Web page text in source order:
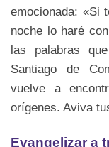
emocionada: «Si
noche lo haré
las palabras
Santiago de
vuelve a
orígenes. Aviva
Evangelizar a